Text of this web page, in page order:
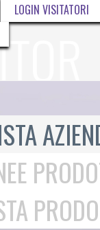
LOGIN VISITATORI